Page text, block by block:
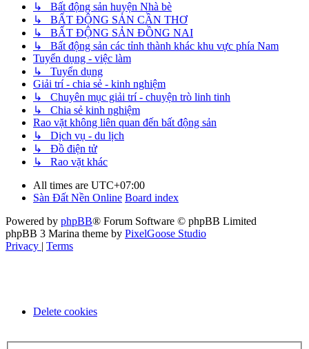
↳ Bất động sản huyện Nhà bè
↳ BẤT ĐỘNG SẢN CẦN THƠ
↳ BẤT ĐỘNG SẢN ĐỒNG NAI
↳ Bất động sản các tỉnh thành khác khu vực phía Nam
Tuyển dụng - việc làm
↳ Tuyển dụng
Giải trí - chia sẻ - kinh nghiệm
↳ Chuyên mục giải trí - chuyện trò linh tinh
↳ Chia sẻ kinh nghiệm
Rao vặt không liên quan đến bất động sản
↳ Dịch vụ - du lịch
↳ Đồ điện tử
↳ Rao vặt khác
All times are UTC+07:00
Sàn Đất Nền Online Board index
Powered by phpBB® Forum Software © phpBB Limited
phpBB 3 Marina theme by PixelGoose Studio
Privacy | Terms
Delete cookies